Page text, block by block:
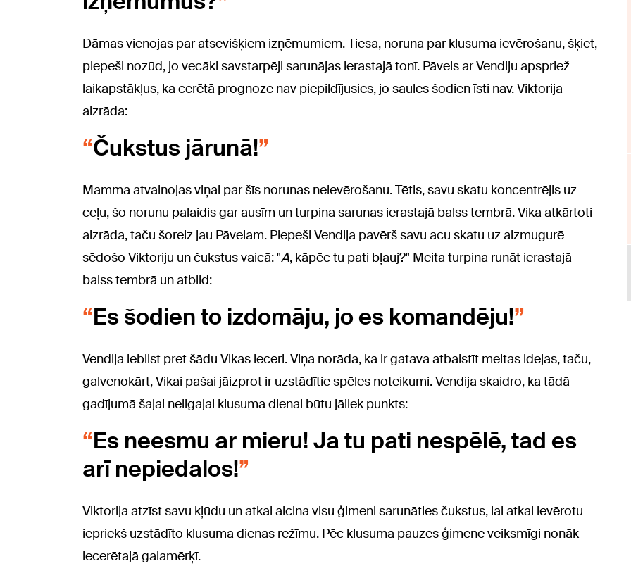
Dāmas vienojas par atsevišķiem izņēmumiem. Tiesa, noruna par klusuma ievērošanu, šķiet,
piepeši nozūd, jo vecāki savstarpēji sarunājas ierastajā tonī. Pāvels ar Vendiju apspriež
laikapstākļus, ka cerētā prognoze nav piepildījusies, jo saules šodien īsti nav. Viktorija
aizrāda:
Čukstus jārunā!
Mamma atvainojas viņai par šīs norunas neievērošanu. Tētis, savu skatu koncentrējis uz
ceļu, šo norunu palaidis gar ausīm un turpina sarunas ierastajā balss tembrā. Vika atkārtoti
aizrāda, taču šoreiz jau Pāvelam. Piepeši Vendija pavērš savu acu skatu uz aizmugurē
sēdošo Viktoriju un čukstus vaicā: "A, kāpēc tu pati bļauj?" Meita turpina runāt ierastajā
balss tembrā un atbild:
Es šodien to izdomāju, jo es komandēju!
Vendija iebilst pret šādu Vikas ieceri. Viņa norāda, ka ir gatava atbalstīt meitas idejas, taču,
galvenokārt, Vikai pašai jāizprot ir uzstādītie spēles noteikumi. Vendija skaidro, ka tādā
gadījumā šajai neilgajai klusuma dienai būtu jāliek punkts:
Es neesmu ar mieru! Ja tu pati nespēlē, tad es
arī nepiedalos!
Viktorija atzīst savu kļūdu un atkal aicina visu ģimeni sarunāties čukstus, lai atkal ievērotu
iepriekš uzstādīto klusuma dienas režīmu. Pēc klusuma pauzes ģimene veiksmīgi nonāk
iecerētajā galamērķī.